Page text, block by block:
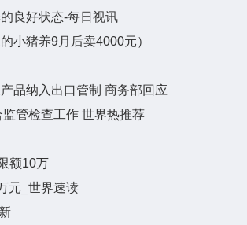
良好状态-每日视讯
小猪养9月后卖4000元）
品纳入出口管制 商务部回应
管检查工作 世界热推荐
额10万
元_世界速读